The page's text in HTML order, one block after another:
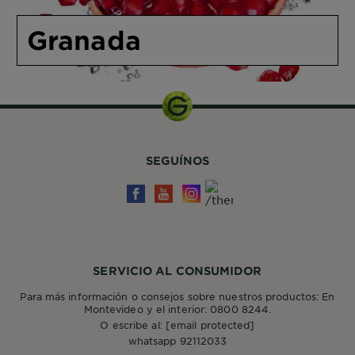
Granada
SERVICIO AL CONSUMIDOR
Para más información o consejos sobre nuestros productos: En
Montevideo y el interior: 0800 8244.
O escribe al: [email protected]
whatsapp 92112033
SEGUÍNOS